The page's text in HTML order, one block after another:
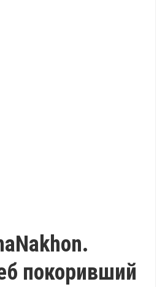
покоривший